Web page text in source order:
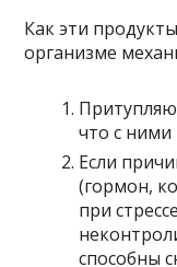
Как эти
организме
что с
Если
(гормон,
при
способны